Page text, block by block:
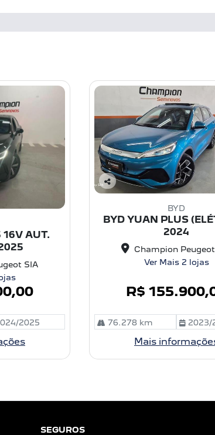
16V AUT.
SIA
2025
C
pa
BYD
BYD YUAN PLUS
2024
Champion
Ver Mais 2 lojas
R$
76.278 km 2023/
Mais
SEGUROS